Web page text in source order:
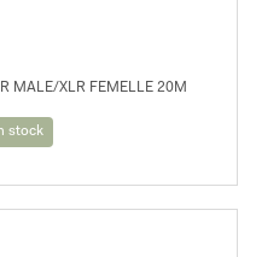
MALE/XLR FEMELLE 20M
stock